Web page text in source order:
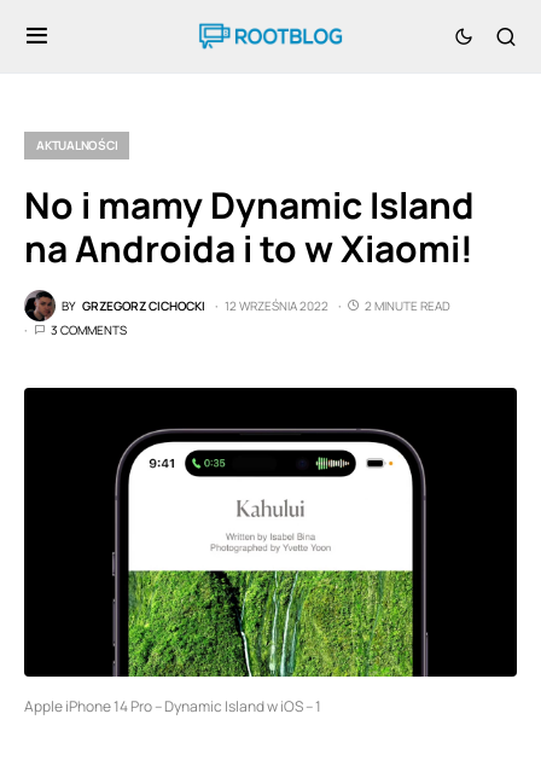
AKTUALNOŚCI
No i mamy Dynamic Island
na Androida i to w Xiaomi!
BY GRZEGORZ CICHOCKI 12 WRZEŚNIA 2022
2 MINUTE READ
3 COMMENTS
Apple iPhone 14 Pro – Dynamic Island w iOS – 1